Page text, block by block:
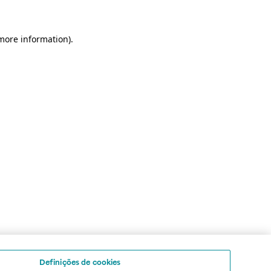
information).
Definições de cookies